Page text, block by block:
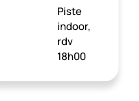
Piste
indoor,
rdv
18h00